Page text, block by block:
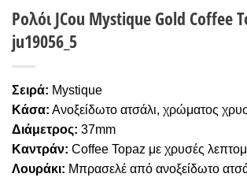
Ρολόι JCou Mystique Gold Coffee
ju19056_5
Σειρά: Mystique
Κάσα: Ανοξείδωτο ατσάλι, χρώματος
Διάμετρος: 37mm
Καντράν: Coffee Topaz με χρυσές
Λουράκι: Μπρασελέ από ανοξείδωτο